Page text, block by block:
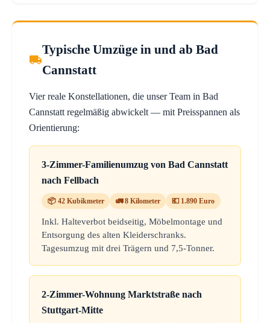
Typische Umzüge in und ab Bad
Cannstatt
Vier reale Konstellationen, die unser Team in Bad
Cannstatt regelmäßig abwickelt — mit Preisspannen als
Orientierung:
3-Zimmer-Familienumzug von Bad Cannstatt
nach Fellbach
📦 42 Kubikmeter 🚛 8 Kilometer 💶 1.890 Euro
Inkl. Halteverbot beidseitig, Möbelmontage und
Entsorgung des alten Kleiderschranks.
Tagesumzug mit drei Trägern und 7,5-Tonner.
2-Zimmer-Wohnung Marktstraße nach
Stuttgart-Mitte